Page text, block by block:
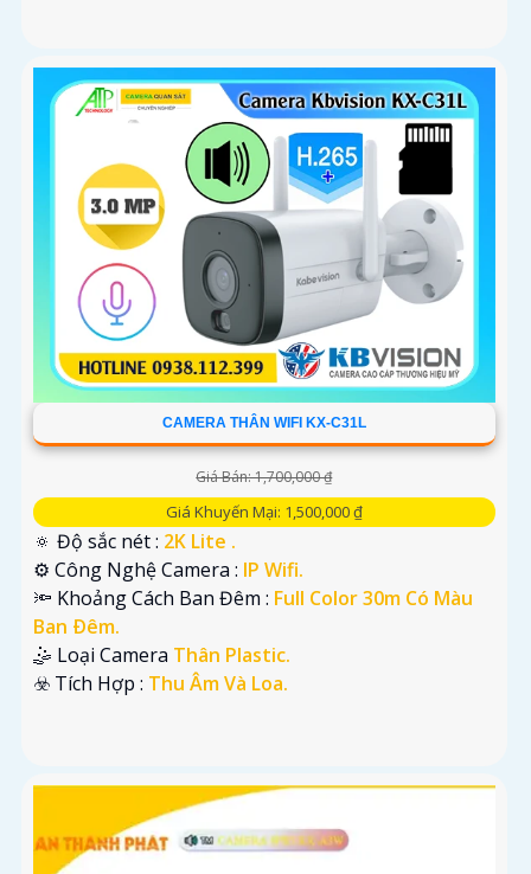
CAMERA THÂN WIFI KX-C31L
Giá Bán: 1,700,000 ₫
Giá Khuyến Mại: 1,500,000 ₫
🔅 Độ sắc nét : 2K Lite .
⚙ Công Nghệ Camera : IP Wifi.
🔦 Khoảng Cách Ban Đêm : Full Color 30m Có Màu
Ban Ðêm.
🤹 Loại Camera Thân Plastic.
️☣️ Tích Hợp : Thu Âm Và Loa.